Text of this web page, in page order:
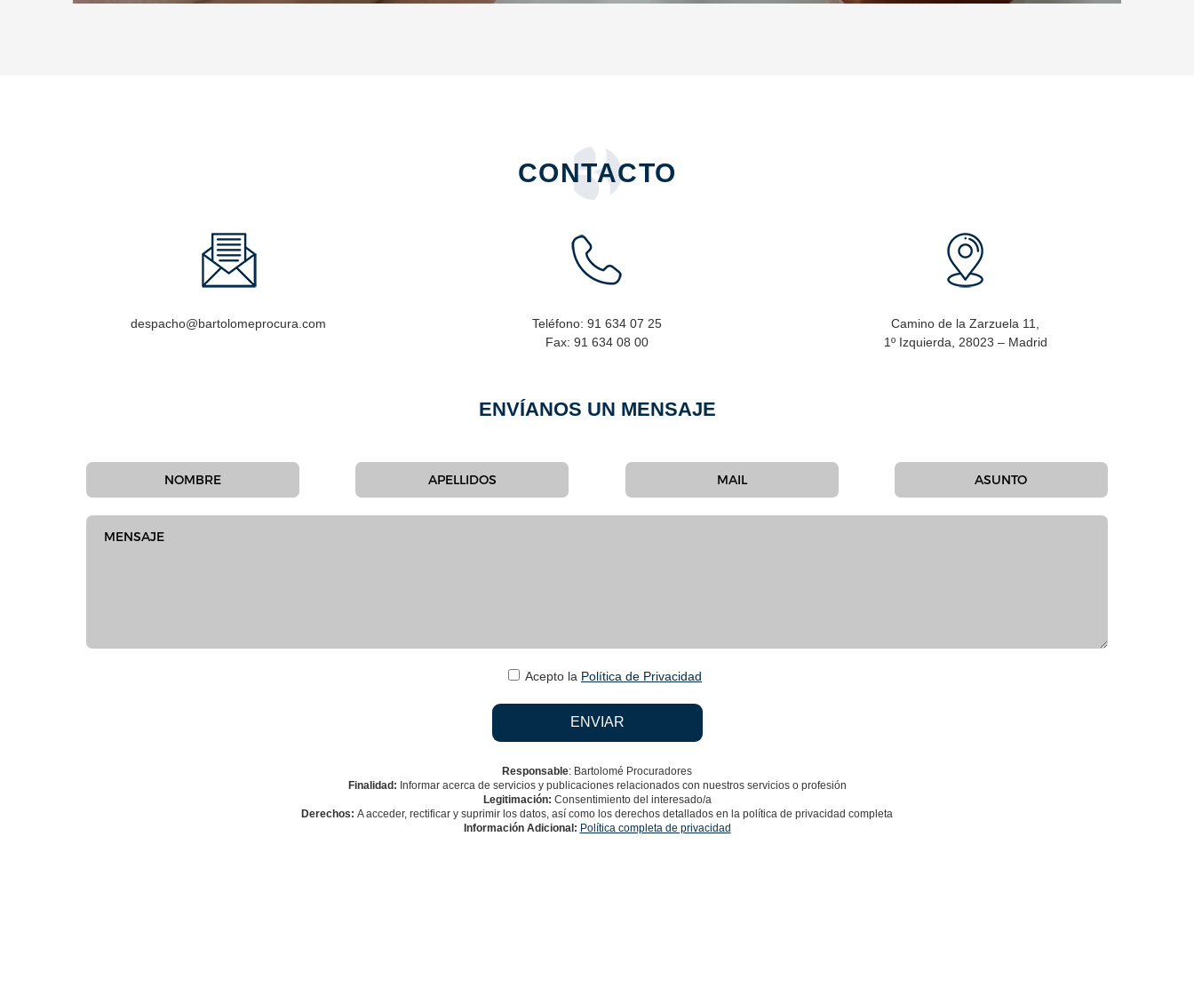
CONTACTO
despacho@bartolomeprocura.com Teléfono: 91 634 07 25
Fax: 91 634 08 00
Camino de la Zarzuela 11,
1º Izquierda, 28023 – Madrid
ENVÍANOS UN MENSAJE
Acepto la Política de Privacidad
Responsable: Bartolomé Procuradores
Finalidad: Informar acerca de servicios y publicaciones relacionados con nuestros servicios o profesión
Legitimación: Consentimiento del interesado/a
Derechos: A acceder, rectificar y suprimir los datos, así como los derechos detallados en la política de privacidad completa
Información Adicional: Política completa de privacidad